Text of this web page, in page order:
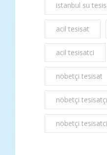
istanbul su
acil tesisat
acil tesisatci
nöbetçi tesisat
nöbetçi tesisatçı
nöbetçi tesisatci